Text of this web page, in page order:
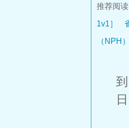
推荐阅读
1v1］
（NPH）